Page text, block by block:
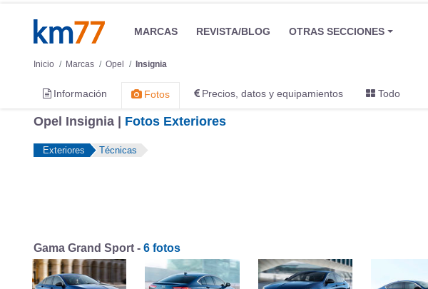
MARCAS REVISTA/BLOG OTRAS SECCIONES
Inicio Marcas Opel Insignia
Información Fotos Precios, datos y equipamientos Todo
Opel Insignia | Fotos Exteriores
Exteriores Técnicas
Gama Grand Sport - 6 fotos